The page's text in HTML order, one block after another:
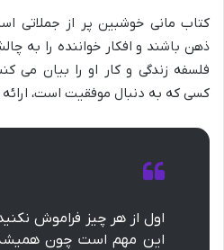
کتاب مانی خوشبین پر از جملاتی
ذهن باشند و افکار خواننده را به
فلسفه زندگی و کار او را بیان می
کسی که به دنبال موفقیت است،
اول از هر چیز فراموش
این مهم است چون همیشه